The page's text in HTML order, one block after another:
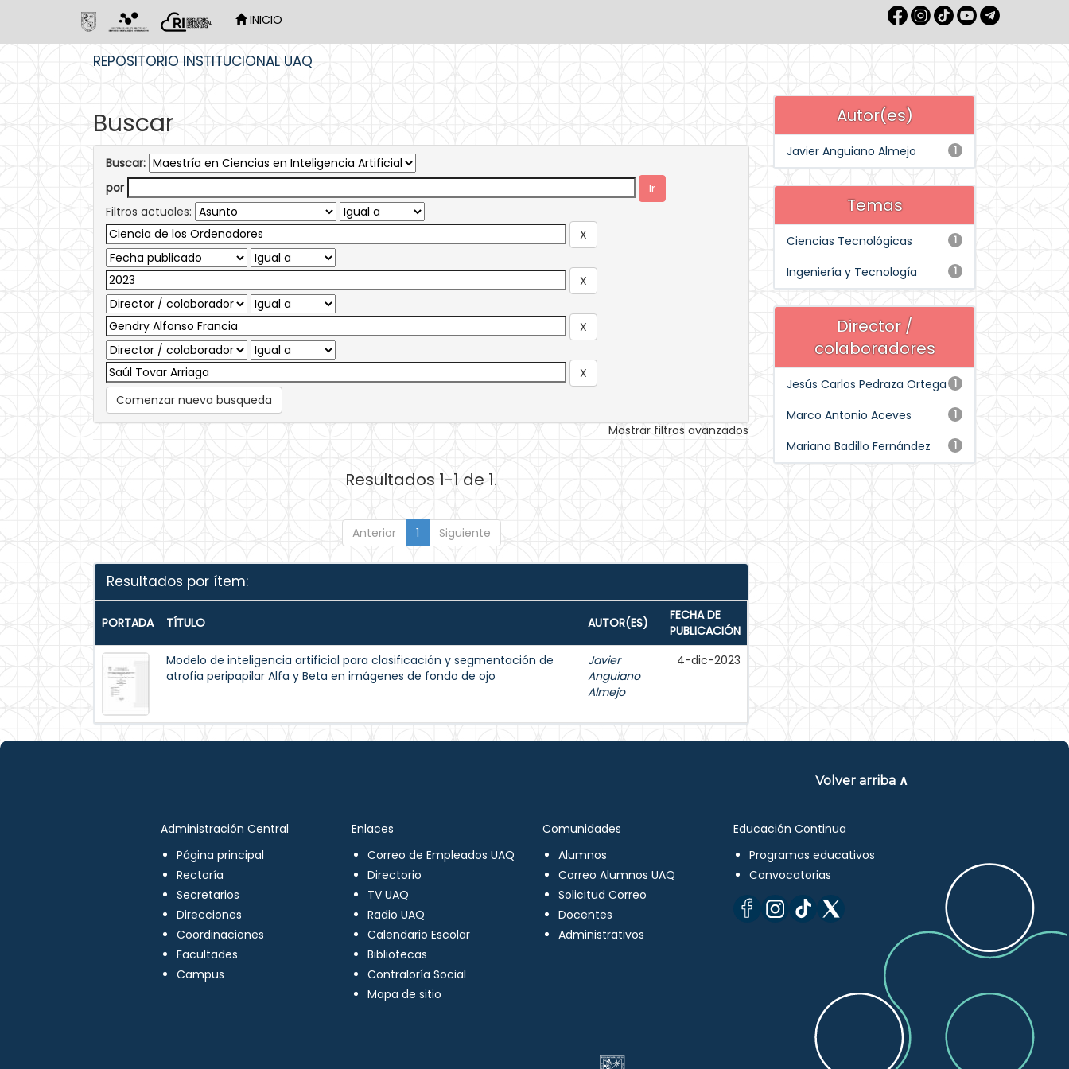
INICIO
REPOSITORIO INSTITUCIONAL UAQ
Buscar
Buscar:
por
Filtros actuales:
Comenzar nueva busqueda
Mostrar filtros avanzados
Resultados 1-1 de 1.
Anterior 1 Siguiente
Resultados por ítem:
PORTADA TÍTULO AUTOR(ES)
FECHA DE
PUBLICACIÓN
Modelo de inteligencia artificial para clasificación y segmentación de
atrofia peripapilar Alfa y Beta en imágenes de fondo de ojo
Javier
Anguiano
Almejo
4-dic-2023
Autor(es)
1
Javier Anguiano Almejo
Temas
1
Ciencias Tecnológicas
1
Ingeniería y Tecnología
Director /
colaboradores
1
Jesús Carlos Pedraza Ortega
1
Marco Antonio Aceves
1
Mariana Badillo Fernández
Volver arriba ∧
Administración Central
Página principal
Rectoría
Secretarios
Direcciones
Coordinaciones
Facultades
Campus
Enlaces
Correo de Empleados UAQ
Directorio
TV UAQ
Radio UAQ
Calendario Escolar
Bibliotecas
Contraloría Social
Mapa de sitio
Comunidades
Alumnos
Correo Alumnos UAQ
Solicitud Correo
Docentes
Administrativos
Educación Continua
Programas educativos
Convocatorias